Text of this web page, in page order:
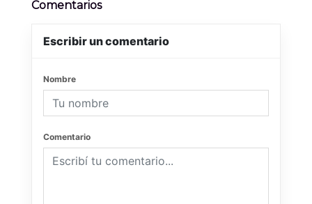
Comentarios
Escribir un comentario
Nombre
Comentario